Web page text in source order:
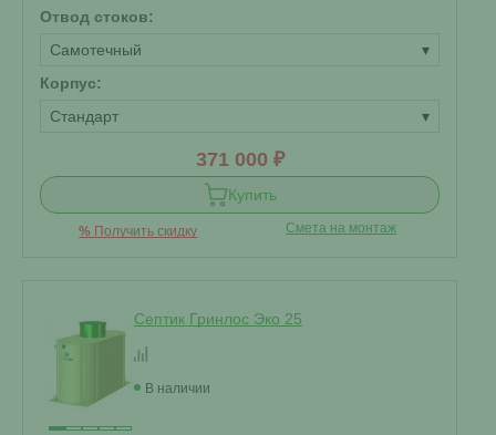
Отвод стоков:
Самотечный
▾
Корпус:
Стандарт
▾
371 000 ₽
Купить
% Получить скидку Смета на монтаж
Септик Гринлос Эко 25
В наличии